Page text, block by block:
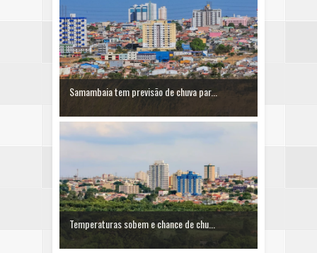
Samambaia tem previsão de chuva par...
Temperaturas sobem e chance de chu...